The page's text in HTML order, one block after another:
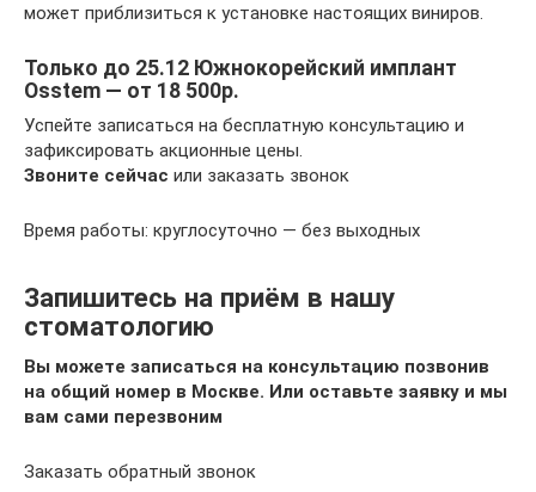
может приблизиться к установке настоящих виниров.
Только до 25.12 Южнокорейский имплант
Osstem — от 18 500р.
Успейте записаться на бесплатную консультацию и
зафиксировать акционные цены.
Звоните сейчас или заказать звонок
Время работы: круглосуточно — без выходных
Запишитесь на приём в нашу
стоматологию
Вы можете записаться на консультацию позвонив
на общий номер в Москве. Или оставьте заявку и мы
вам сами перезвоним
Заказать обратный звонок